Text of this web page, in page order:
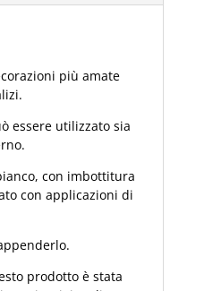
più amate
essere utilizzato sia
con imbottitura
con applicazioni di
prodotto è stata